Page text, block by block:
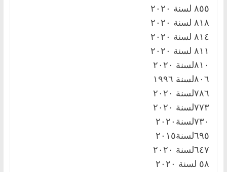
٨٥٥ لسنة ٢٠٢٠
٨١٨ لسنة ٢٠٢٠
٨١٤ لسنة ٢٠٢٠
٨١١ لسنة ٢٠٢٠
٨١٠لسنة ٢٠٢٠
٨٠٦لسنة ١٩٩٦
٧٨٦لسنة ٢٠٢٠
٧٧٣لسنة ٢٠٢٠
٧٣٠لسنة٢٠٢٠
٦٩٥لسنة٢٠١٥
٦٤٧لسنة ٢٠٢٠
٥٨ لسنة ٢٠٢٠